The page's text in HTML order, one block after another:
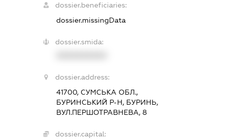
dossier.beneficiaries:
dossier.missingData
dossier.smida:
dossier.address:
41700, СУМСЬКА ОБЛ.,
БУРИНСЬКИЙ Р-Н, БУРИНЬ,
ВУЛ.ПЕРШОТРАВНЕВА, 8
dossier.capital: